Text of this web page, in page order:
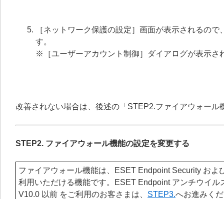
［ネットワーク保護の設定］画面が表示されるの
す。
※［ユーザーアカウント制御］ダイアログが表示さ
改善されない場合は、後述の「STEP2.ファイアウォー
STEP2. ファイアウォール機能の設定を変更する
ファイアウォール機能は、ESET Endpoint Security お
利用いただける機能です。ESET Endpoint アンチウイ
V10.0 以前 をご利用のお客さまは、 STEP3.へお進みく